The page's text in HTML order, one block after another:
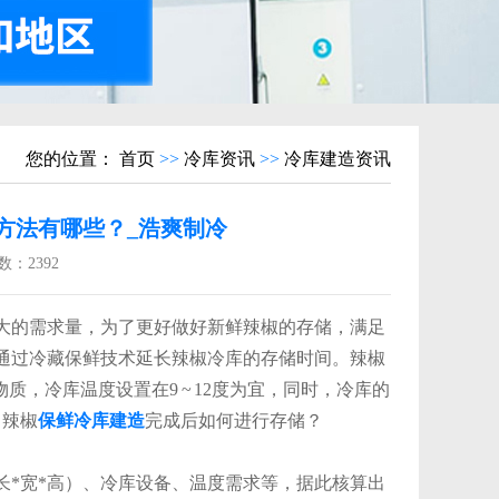
您的位置： 首页 >> 冷库资讯 >> 冷库建造资讯
法有哪些？_浩爽制冷
： 2392
需求量，为了更好做好新鲜辣椒的存储，满足
冷藏保鲜技术延长辣椒冷库的存储时间。辣椒
，冷库温度设置在9 ~ 12度为宜，同时，冷库的
椒保鲜冷库建造完成后如何进行存储？
*高）、冷库设备、温度需求等，据此核算出